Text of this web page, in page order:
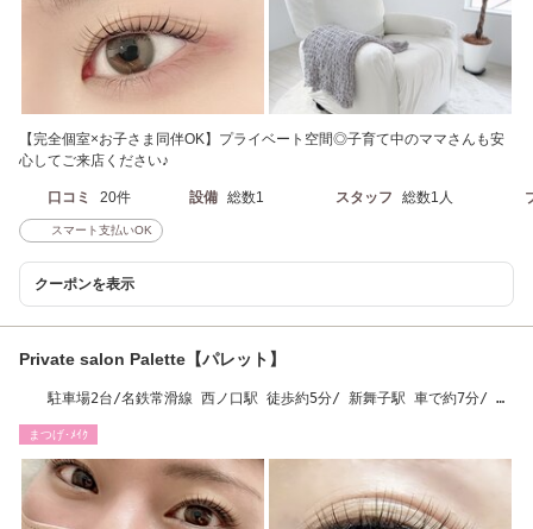
【完全個室×お子さま同伴OK】プライベート空間◎子育て中のママさんも安
心してご来店ください♪
口コミ 20件 設備 総数1 スタッフ 総数1人
スマート支払いOK
クーポンを表示
Private salon Palette【パレット】
駐車場2台/名鉄常滑線 西ノ口駅 徒歩約5分/ 新舞子駅 車で約7分/ 常
まつげ･ﾒｲｸ